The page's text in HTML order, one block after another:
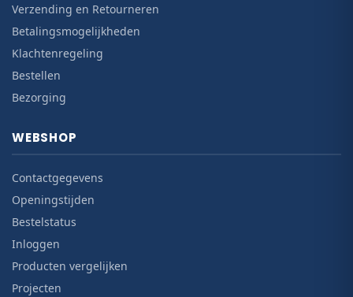
Verzending en Retourneren
Betalingsmogelijkheden
Klachtenregeling
Bestellen
Bezorging
WEBSHOP
Contactgegevens
Openingstijden
Bestelstatus
Inloggen
Producten vergelijken
Projecten